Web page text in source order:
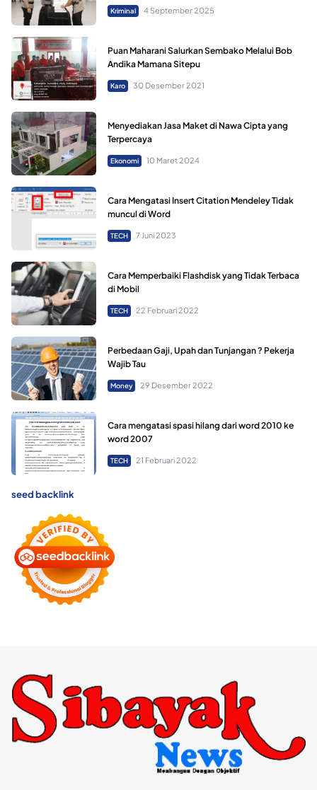
Kriminal 4 September 2025
Puan Maharani Salurkan Sembako Melalui Bob
Andika Mamana Sitepu
Karo 30 Desember 2021
Menyediakan Jasa Maket di Nawa Cipta yang
Terpercaya
Ekonomi 10 Maret 2024
Cara Mengatasi Insert Citation Mendeley Tidak
muncul di Word
TECH 7 Juni 2023
Cara Memperbaiki Flashdisk yang Tidak Terbaca
di Mobil
TECH 22 Februari 2022
Perbedaan Gaji, Upah dan Tunjangan ? Pekerja
Wajib Tau
Money 29 Desember 2022
Cara mengatasi spasi hilang dari word 2010 ke
word 2007
TECH 21 Februari 2022
seed backlink